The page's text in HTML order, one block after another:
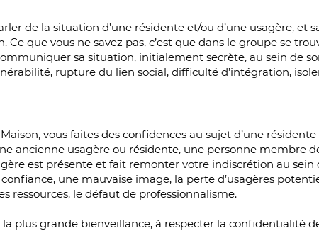
de la situation d’une résidente et/ou d’une usagère, et
Ce que vous ne savez pas, c’est que dans le groupe se
sa situation, initialement secrète, au sein de
rupture du lien social, difficulté d’intégration,
vous faites des confidences au sujet d’une
ancienne usagère ou résidente, une personne membre
est présente et fait remonter votre indiscrétion au sein
une mauvaise image, la perte d’usagères
ressources, le défaut de professionnalisme.
la plus grande bienveillance, à respecter la confidentialité